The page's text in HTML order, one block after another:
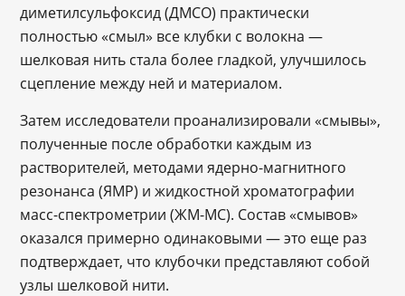
диметилсульфоксид (ДМСО) практически
полностью «смыл» все клубки с волокна —
шелковая нить стала более гладкой, улучшилось
сцепление между ней и материалом.
Затем исследователи проанализировали «смывы»,
полученные после обработки каждым из
растворителей, методами ядерно-магнитного
резонанса (ЯМР) и жидкостной хроматографии
масс-спектрометрии (ЖМ-МС). Состав «смывов»
оказался примерно одинаковыми — это еще раз
подтверждает, что клубочки представляют собой
узлы шелковой нити.